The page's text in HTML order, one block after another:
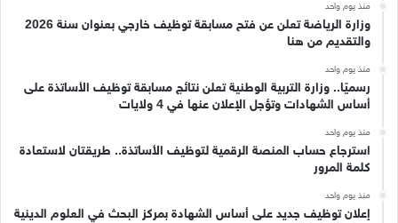
منذ يوم واحد
وزارة الرياضة تعلن عن فتح مسابقة توظيف خارجي بعنوان سنة 2026
والتقديم من هنا
منذ يوم واحد
رسميًا.. وزارة التربية الوطنية تعلن نتائج مسابقة توظيف الأساتذة على
أساس الشهادات وتؤجل الإعلان عنها في 4 ولايات
منذ يوم واحد
استرجاع حساب المنصة الرقمية لتوظيف الأساتذة.. طريقتان لاستعادة
كلمة المرور
منذ يوم واحد
إعلان توظيف جديد على أساس الشهادة بمركز البحث في العلوم الدينية